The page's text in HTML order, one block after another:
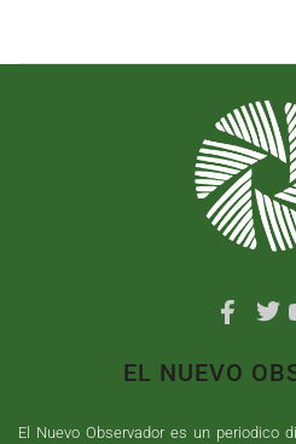
EL NUEVO
El Nuevo Observador es un periodico